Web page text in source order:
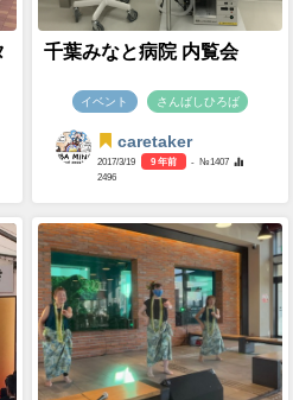
千葉みなと病院 内覧会
イベント さんばしひろば
caretaker
2017/3/19 9 年前
- №1407
2496